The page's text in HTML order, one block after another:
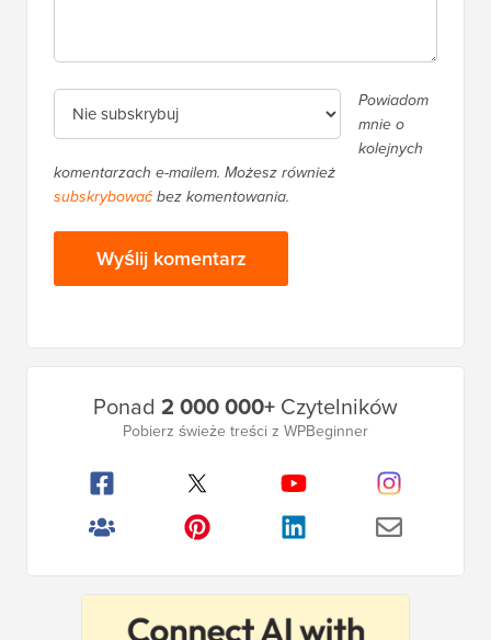
Powiadom
mnie o
kolejnych
komentarzach e-mailem. Możesz również
subskrybowaćbez komentowania.
Ponad 2 000 000+ Czytelników
Pobierz świeże treści z WPBeginner